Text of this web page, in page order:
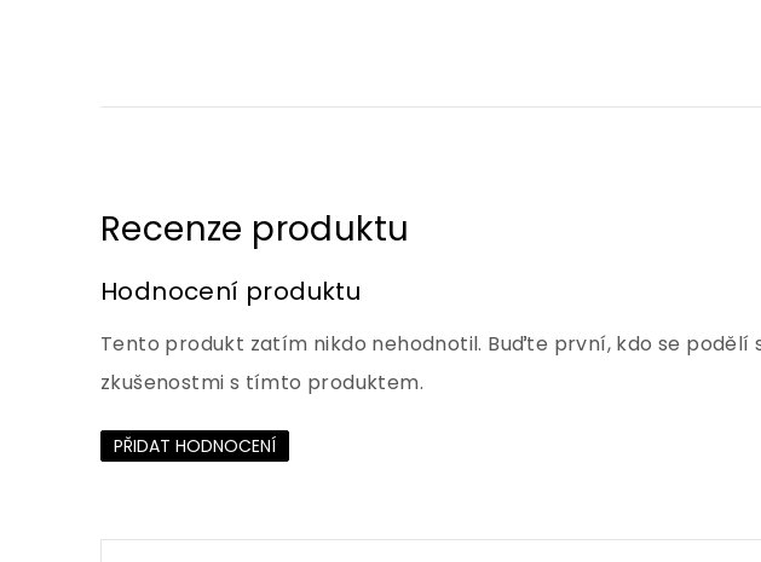
Hodnocení produktu
Tento produkt zatím nikdo nehodnotil. Buďte první, kdo se podělí
zkušenostmi s tímto produktem.
PŘIDAT HODNOCENÍ